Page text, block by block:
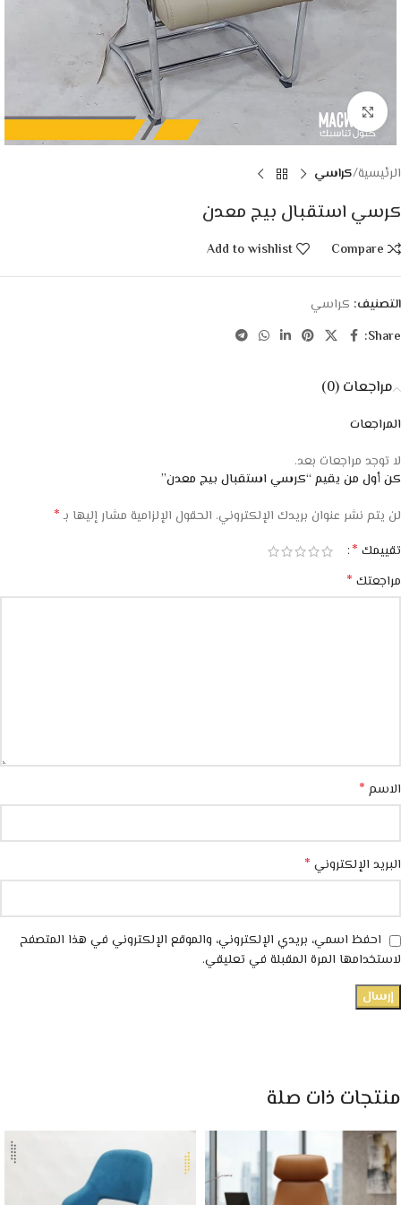
Click to enlarge
الرئيسية كراسي
كرسي استقبال بيج معدن
Compare
Add to wishlist
التصنيف: كراسي
Share:
مراجعات (0)
المراجعات
لا توجد مراجعات بعد.
كن أول من يقيم “كرسي استقبال بيج معدن”
لن يتم نشر عنوان بريدك الإلكتروني. الحقول الإلزامية مشار إليها بـ*
تقييمك *
مراجعتك *
الاسم *
البريد الإلكتروني *
احفظ اسمي، بريدي الإلكتروني، والموقع الإلكتروني في هذا المتصفح
لاستخدامها المرة المقبلة في تعليقي.
منتجات ذات صلة